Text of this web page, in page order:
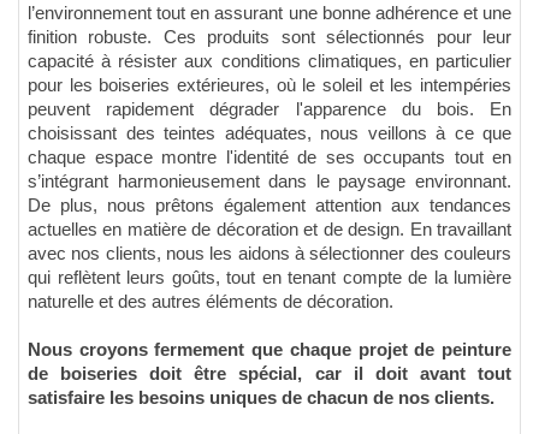
l’environnement tout en assurant une bonne adhérence et une
finition robuste. Ces produits sont sélectionnés pour leur
capacité à résister aux conditions climatiques, en particulier
pour les boiseries extérieures, où le soleil et les intempéries
peuvent rapidement dégrader l'apparence du bois. En
choisissant des teintes adéquates, nous veillons à ce que
chaque espace montre l'identité de ses occupants tout en
s’intégrant harmonieusement dans le paysage environnant.
De plus, nous prêtons également attention aux tendances
actuelles en matière de décoration et de design. En travaillant
avec nos clients, nous les aidons à sélectionner des couleurs
qui reflètent leurs goûts, tout en tenant compte de la lumière
naturelle et des autres éléments de décoration.
Nous croyons fermement que chaque projet de peinture
de boiseries doit être spécial, car il doit avant tout
satisfaire les besoins uniques de chacun de nos clients.